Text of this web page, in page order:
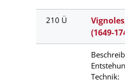
210 Ü
(1649-
Technik: